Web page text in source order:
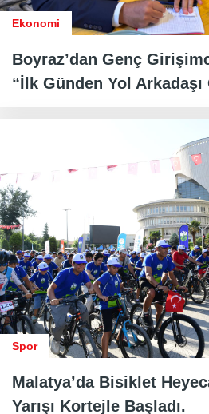
Ekonomi
Boyraz’dan Genç
“İlk Günden Yol Arkadaşı
Spor
Malatya’da Bisiklet
Yarışı Kortejle Başladı.